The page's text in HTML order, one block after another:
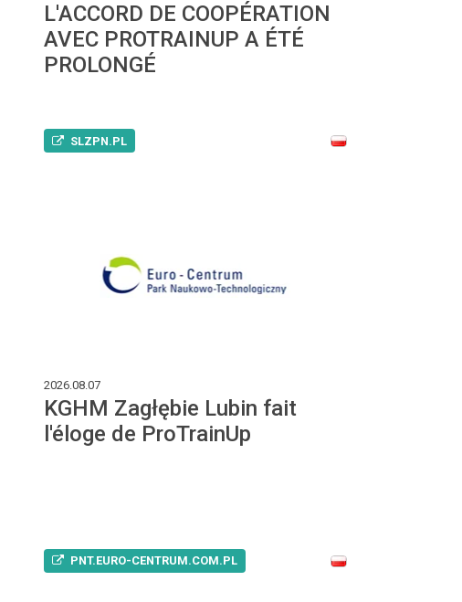
L'ACCORD DE COOPÉRATION
AVEC PROTRAINUP A ÉTÉ
PROLONGÉ
SLZPN.PL
2026.08.07
KGHM Zagłębie Lubin fait
l'éloge de ProTrainUp
PNT.EURO-CENTRUM.COM.PL